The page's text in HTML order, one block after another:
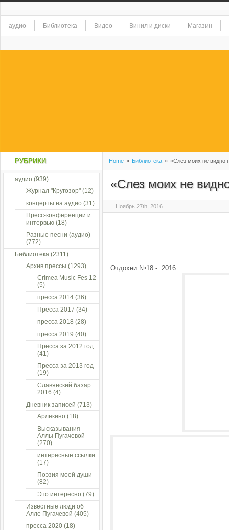
аудио Библиотека Видео Винил и диски Магазин
Home » Библиотека » «Слез моих не видно
«Слез моих не
Ноябрь 27th, 2016
Отдохни №18 - 2016
РУБРИКИ
аудио (939)
Журнал "Кругозор" (12)
концерты на аудио (31)
Пресс-конференции и
интервью (18)
Разные песни (аудио)
(772)
Библиотека (2311)
Архив прессы (1293)
Crimea Music Fes 12
(5)
пресса 2014 (36)
Пресса 2017 (34)
пресса 2018 (28)
пресса 2019 (40)
Пресса за 2012 год
(41)
Пресса за 2013 год
(19)
Славянский базар
2016 (4)
Дневник записей (713)
Арлекино (18)
Высказывания
Аллы Пугачевой
(270)
интересные ссылки
(17)
Поэзия моей души
(82)
Это интересно (79)
Известные люди об
Алле Пугачевой (405)
пресса 2020 (18)